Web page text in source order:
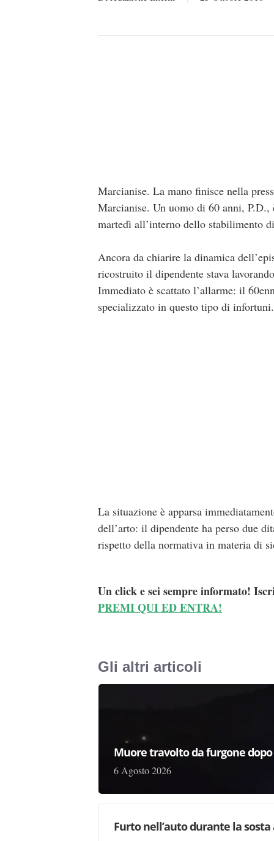
Marcianise. La mano finisce nella
Marcianise. Un uomo di 60 anni, P.D.,
martedì all’interno dello stabilimento
Ancora da chiarire la dinamica
ricostruito il dipendente stava
Immediato è scattato l’allarme: il
specializzato in questo tipo di infortuni.
La situazione è apparsa
dell’arto: il dipendente ha perso due
rispetto della normativa in materia di
Un click e sei sempre informato!
PREMI QUI ED ENTRA!
Gli altri articoli
Muore travolto da furgone dopo
6 Agosto 2026
Furto nell’auto durante la